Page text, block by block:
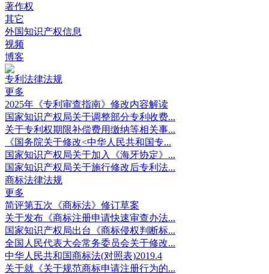
著作权
其它
外国知识产权信息
视频
博客
专利法律法规
更多
2025年《专利审查指南》修改内容解读
国家知识产权局关于调整部分专利收费...
关于专利权期限补偿费用缴纳等相关事...
《国务院关于修改<中华人民共和国专...
国家知识产权局关于加入《海牙协定》...
国家知识产权局关于施行修改后专利法...
商标法律法规
更多
简评第五次《商标法》修订草案
关于发布《商标注册申请快速审查办法...
国家知识产权局出台《商标侵权判断标...
全国人民代表大会常务委员会关于修改...
中华人民共和国商标法(对照表)2019.4
关于就《关于规范商标申请注册行为的...